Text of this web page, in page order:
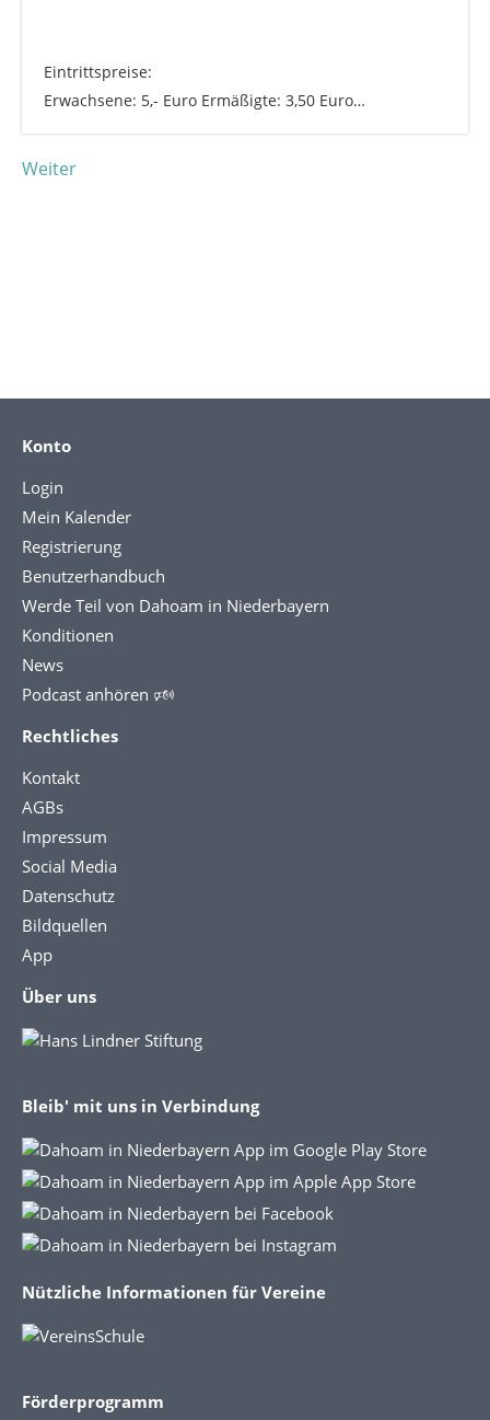
Eintrittspreise:
Erwachsene: 5,- Euro Ermäßigte: 3,50 Euro…
Weiter
Konto
Login
Mein Kalender
Registrierung
Benutzerhandbuch
Werde Teil von Dahoam in Niederbayern
Konditionen
News
Podcast anhören 🕬
Rechtliches
Kontakt
AGBs
Impressum
Social Media
Datenschutz
Bildquellen
App
Über uns
Bleib' mit uns in Verbindung
Nützliche Informationen für Vereine
Förderprogramm